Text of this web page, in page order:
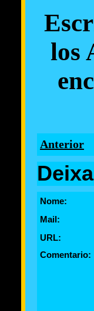
los
Anterior
Nome:
Mail:
URL:
Comentario: